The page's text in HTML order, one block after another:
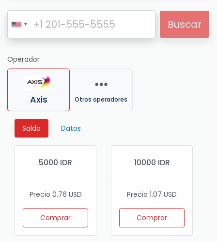
Buscar
Operador
Axis Otros operadores
Saldo Datos
5000 IDR
Precio 0.76 USD
Comprar
10000 IDR
Precio 1.07 USD
Comprar